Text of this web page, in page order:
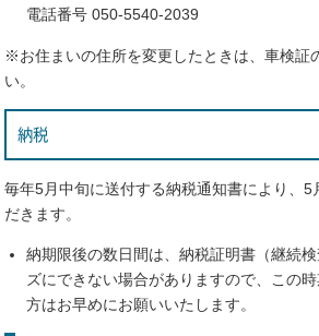
電話番号 050-5540-2039
※お住まいの住所を変更したときは、車検証
い。
納税
毎年5月中旬に送付する納税通知書により、5
だきます。
納期限後の数日間は、納税証明書（継続
ズにできない場合がありますので、この
方はお早めにお願いいたします。